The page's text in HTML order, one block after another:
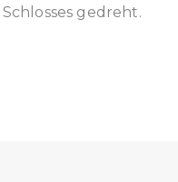
gedreht.